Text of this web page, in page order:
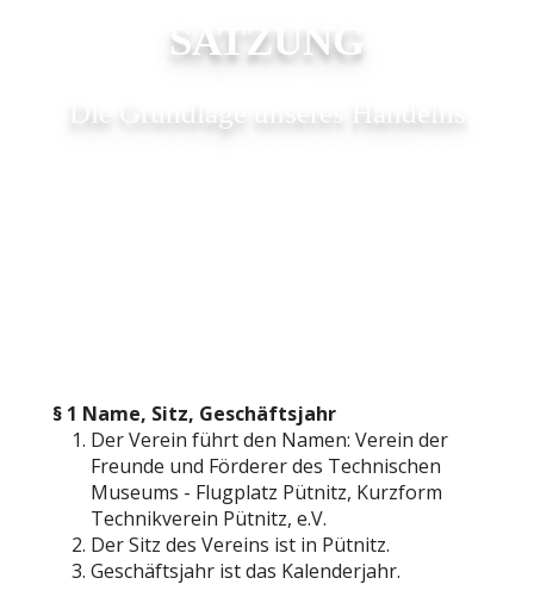
SATZUNG
Die Grundlage unseres Handelns
§ 1 Name, Sitz, Geschäftsjahr
Der Verein führt den Namen: Verein der
Freunde und Förderer des Technischen
Museums - Flugplatz Pütnitz, Kurzform
Technikverein Pütnitz, e.V.
Der Sitz des Vereins ist in Pütnitz.
Geschäftsjahr ist das Kalenderjahr.